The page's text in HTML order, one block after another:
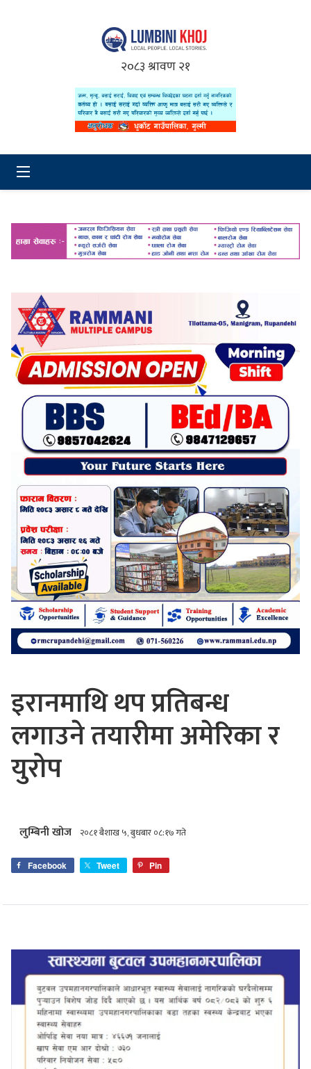
२०८३ श्रावण २१
इरानमाथि थप प्रतिबन्ध
लगाउने तयारीमा अमेरिका र
युरोप
लुम्बिनी खोज २०८१ बैशाख ५, बुधबार ०८:१७ गते
Facebook Tweet Pin